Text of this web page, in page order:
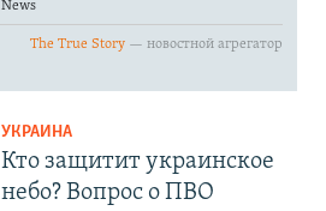
УКРАИНА
Кто защитит украинское
небо? Вопрос о ПВО